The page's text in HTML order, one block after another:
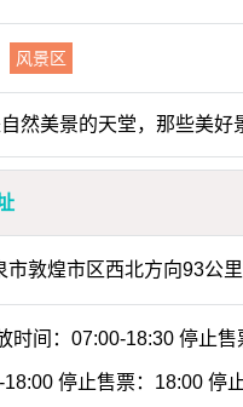
风景区
然美景的天堂，那些美好
市敦煌市区西北方向93公
时间：07:00-18:30 停止
18:00 停止售票：18:00 停